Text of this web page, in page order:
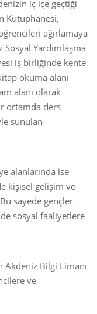
iç içe geçtiği
Kütüphanesi,
ağırlamaya
Sosyal Yardımlaşma
iş birliğinde kente
okuma alanı
alanı olarak
ortamda ders
sunulan
alanlarında ise
kişisel gelişim ve
sayede gençler
sosyal faaliyetlere
Akdeniz Bilgi Limanı
ve